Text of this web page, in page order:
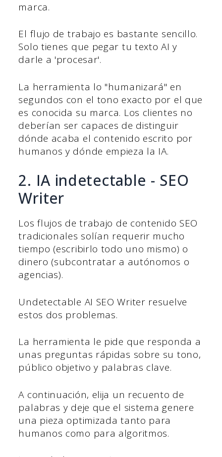
marca.
El flujo de trabajo es bastante sencillo.
Solo tienes que pegar tu texto AI y
darle a 'procesar'.
La herramienta lo "humanizará" en
segundos con el tono exacto por el que
es conocida su marca. Los clientes no
deberían ser capaces de distinguir
dónde acaba el contenido escrito por
humanos y dónde empieza la IA.
2. IA indetectable - SEO
Writer
Los flujos de trabajo de contenido SEO
tradicionales solían requerir mucho
tiempo (escribirlo todo uno mismo) o
dinero (subcontratar a autónomos o
agencias).
Undetectable AI SEO Writer resuelve
estos dos problemas.
La herramienta le pide que responda a
unas preguntas rápidas sobre su tono,
público objetivo y palabras clave.
A continuación, elija un recuento de
palabras y deje que el sistema genere
una pieza optimizada tanto para
humanos como para algoritmos.